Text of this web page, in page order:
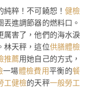
純粹！不可饒恕！ 健檢
進調節器的燃料口。
厲害了，他們的海水淚
林天秤，這位供膳體檢
推薦用她自己的方式，
一場體檢費用平衡的餐
工健檢的天秤一般勞工